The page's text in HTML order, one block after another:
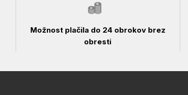
Možnost plačila do 24 obrokov brez
obresti